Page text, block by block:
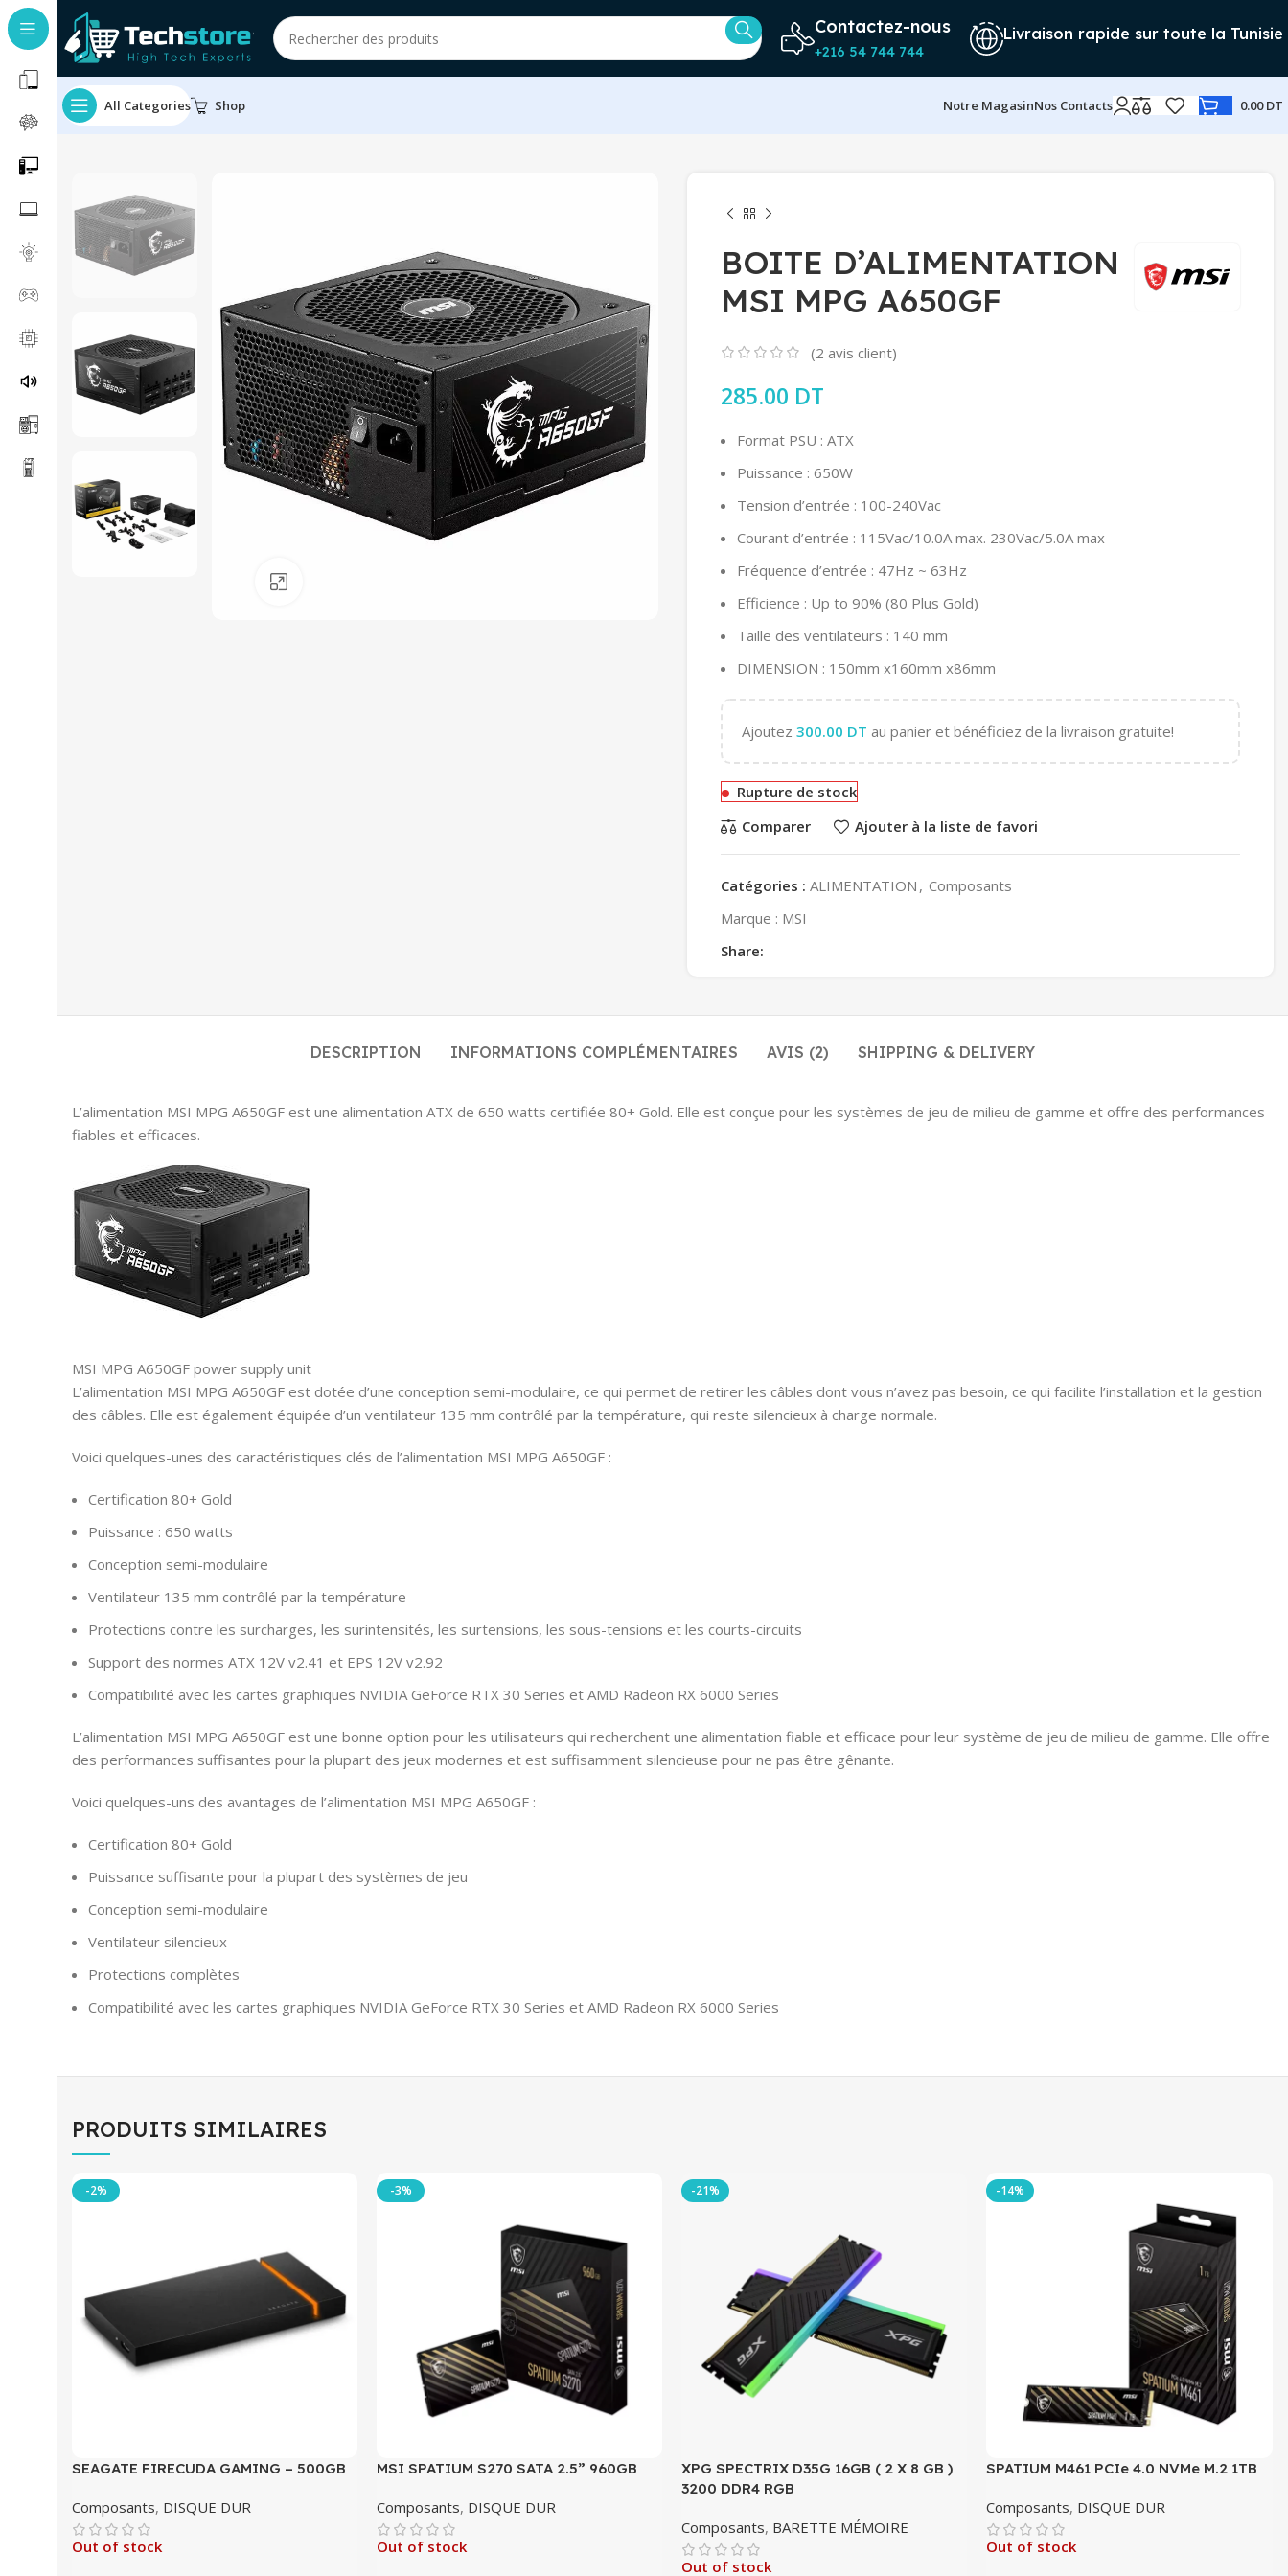
Contactez-nous
+216 54 744 744
Livraison rapide sur toute la Tunisie
All Categories Shop Notre MagasinNos Contacts 0.00DT
BOITE D’ALIMENTATION
MSI MPG A650GF
(2 avis client)
285.00 DT
Format PSU : ATX
Puissance : 650W
Tension d’entrée : 100-240Vac
Courant d’entrée : 115Vac/10.0A max. 230Vac/5.0A max
Fréquence d’entrée : 47Hz ~ 63Hz
Efficience : Up to 90% (80 Plus Gold)
Taille des ventilateurs : 140 mm
DIMENSION : 150mm x160mm x86mm
Ajoutez 300.00 DT au panier et bénéficiez de la livraison gratuite!
Rupture de stock
Comparer
Ajouter à la liste de favori
Catégories : ALIMENTATION , Composants
Marque : MSI
Share:
DESCRIPTION INFORMATIONS COMPLÉMENTAIRES AVIS (2) SHIPPING & DELIVERY
L’alimentation MSI MPG A650GF est une alimentation ATX de 650 watts certifiée 80+ Gold. Elle est conçue pour les systèmes de jeu de milieu de gamme et offre des performances
fiables et efficaces.
MSI MPG A650GF power supply unit
L’alimentation MSI MPG A650GF est dotée d’une conception semi-modulaire, ce qui permet de retirer les câbles dont vous n’avez pas besoin, ce qui facilite l’installation et la gestion
des câbles. Elle est également équipée d’un ventilateur 135 mm contrôlé par la température, qui reste silencieux à charge normale.
Voici quelques-unes des caractéristiques clés de l’alimentation MSI MPG A650GF :
Certification 80+ Gold
Puissance : 650 watts
Conception semi-modulaire
Ventilateur 135 mm contrôlé par la température
Protections contre les surcharges, les surintensités, les surtensions, les sous-tensions et les courts-circuits
Support des normes ATX 12V v2.41 et EPS 12V v2.92
Compatibilité avec les cartes graphiques NVIDIA GeForce RTX 30 Series et AMD Radeon RX 6000 Series
L’alimentation MSI MPG A650GF est une bonne option pour les utilisateurs qui recherchent une alimentation fiable et efficace pour leur système de jeu de milieu de gamme. Elle offre
des performances suffisantes pour la plupart des jeux modernes et est suffisamment silencieuse pour ne pas être gênante.
Voici quelques-uns des avantages de l’alimentation MSI MPG A650GF :
Certification 80+ Gold
Puissance suffisante pour la plupart des systèmes de jeu
Conception semi-modulaire
Ventilateur silencieux
Protections complètes
Compatibilité avec les cartes graphiques NVIDIA GeForce RTX 30 Series et AMD Radeon RX 6000 Series
PRODUITS SIMILAIRES
-2%
SEAGATE FIRECUDA GAMING – 500GB
Composants, DISQUE DUR
Out of stock
-3%
MSI SPATIUM S270 SATA 2.5” 960GB
Composants, DISQUE DUR
Out of stock
-21%
XPG SPECTRIX D35G 16GB ( 2 X 8 GB )
3200 DDR4 RGB
Composants, BARETTE MÉMOIRE
Out of stock
-14%
SPATIUM M461 PCIe 4.0 NVMe M.2 1TB
Composants, DISQUE DUR
Out of stock